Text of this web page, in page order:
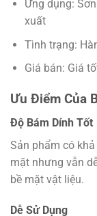
Ứng dụng:
xuất
Tình trạng:
Giá bán: Giá
Ưu Điểm Của
Độ Bám Dính Tốt
Sản phẩm có
mặt nhưng vẫn
bề mặt vật liệu.
Dễ Sử Dụng